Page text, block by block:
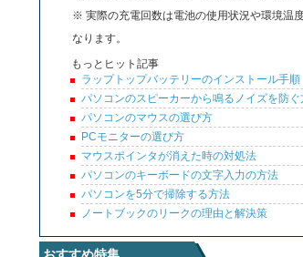
※ 実際の充電回数は電池の使用状況や環境温
なります。
もっとヒット記事
ラップトップバッテリーのインストール手順
パソコンのスピーカーから鳴るノイズを防ぐ
パソコンのマウスの選び方
PCモニターの選び方
マウスポインタが消えた時の対処法
パソコンのキーボードの文字入力の方法
パソコンを5分で掃除する方法
ノートブックのリークの理由と解決策